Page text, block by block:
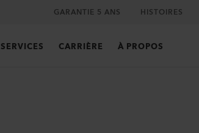
GARANTIE 5 ANS HISTOIRES
SERVICES CARRIÈRE À PROPOS